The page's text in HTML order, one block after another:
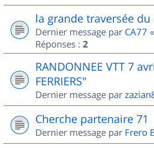
la grande traversée du
Dernier message par CA77 «
Réponses : 2
RANDONNEE VTT 7
FERRIERS"
Dernier message par
Cherche partenaire 71
Dernier message par Frero